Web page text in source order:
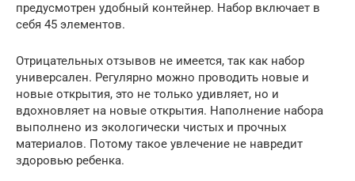
предусмотрен удобный контейнер. Набор включает в
себя 45 элементов.
Отрицательных отзывов не имеется, так как набор
универсален. Регулярно можно проводить новые и
новые открытия, это не только удивляет, но и
вдохновляет на новые открытия. Наполнение набора
выполнено из экологически чистых и прочных
материалов. Потому такое увлечение не навредит
здоровью ребенка.